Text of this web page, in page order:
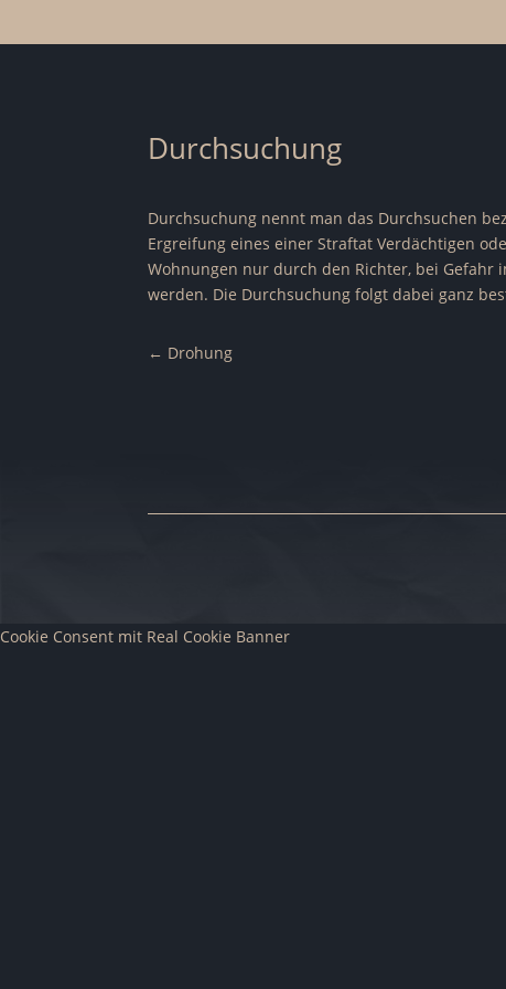
Durchsuchung
Durchsuchung nennt man das Durchsuchen
Ergreifung eines einer Straftat Verdächtigen
Wohnungen nur durch den Richter, bei Gefahr
werden. Die Durchsuchung folgt dabei ganz
← Drohung
Cookie Consent mit Real Cookie Banner